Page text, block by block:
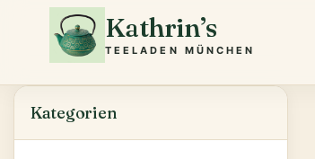
Kathrin’s
TEELADEN MÜNCHEN
Kategorien